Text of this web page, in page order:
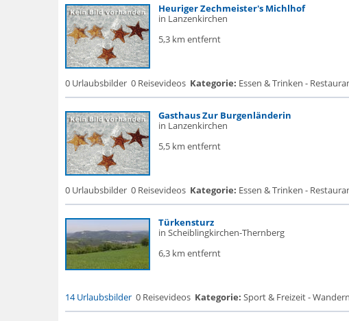
Heuriger Zechmeister's Michlhof
in Lanzenkirchen
5,3 km entfernt
0 Urlaubsbilder 0 Reisevideos Kategorie: Essen & Trinken -
Gasthaus Zur Burgenländerin
in Lanzenkirchen
5,5 km entfernt
0 Urlaubsbilder 0 Reisevideos Kategorie: Essen & Trinken -
Türkensturz
in Scheiblingkirchen-Thernberg
6,3 km entfernt
14 Urlaubsbilder 0 Reisevideos Kategorie: Sport & Freizeit -